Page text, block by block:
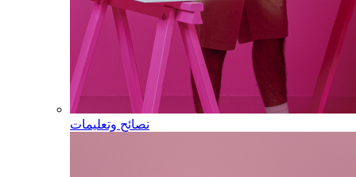
نصائح وتعليمات